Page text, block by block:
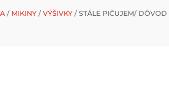
/ MIKINY / VÝŠIVKY / STÁLE PIČUJEM/